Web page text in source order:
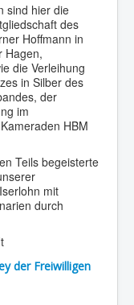
sind hier die
des
Hoffmann in
Hagen,
die Verleihung
in Silber des
der
im
HBM
Teils begeisterte
mit
durch
der Freiwilligen